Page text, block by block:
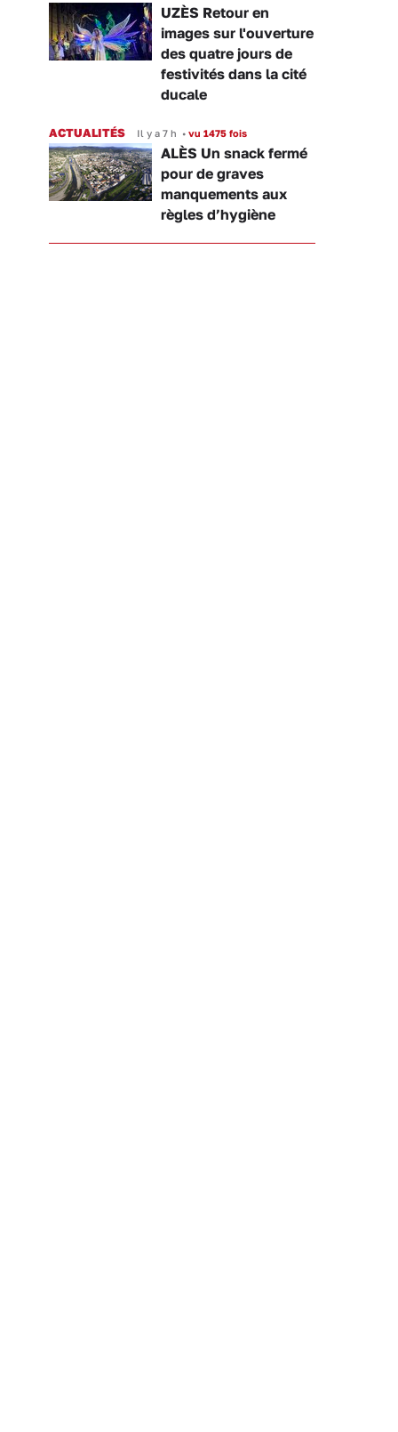
UZÈS Retour en
images sur l'ouverture
des quatre jours de
festivités dans la cité
ducale
ACTUALITÉS Il y a 7 h • vu 1475 fois
ALÈS Un snack fermé
pour de graves
manquements aux
règles d’hygiène